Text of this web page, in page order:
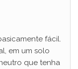
fácil.
em um solo
que tenha